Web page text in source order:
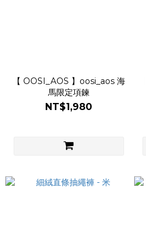
【 OOSI_AOS 】oosi_aos 海
馬限定項鍊
NT$1,980